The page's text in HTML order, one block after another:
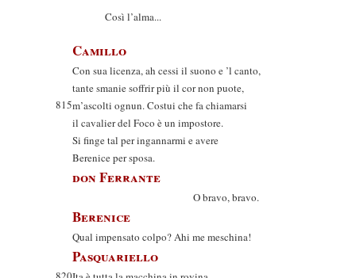
Così l’alma...
Camillo
Con sua licenza, ah cessi il suono e ’l canto,
tante smanie soffrir più il cor non puote,
815m’ascolti ognun. Costui che fa chiamarsi
il cavalier del Foco è un impostore.
Si finge tal per ingannarmi e avere
Berenice per sposa.
don Ferrante
O bravo, bravo.
Berenice
Qual impensato colpo? Ahi me meschina!
Pasquariello